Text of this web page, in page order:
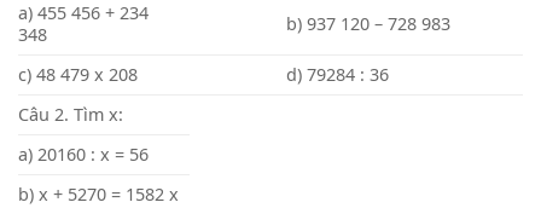
a) 455 456 + 234
348
b) 937 120 – 728 983
c) 48 479 x 208
d) 79284 : 36
Câu 2. Tìm x:
a) 20160 : x = 56
b) x + 5270 = 1582 x